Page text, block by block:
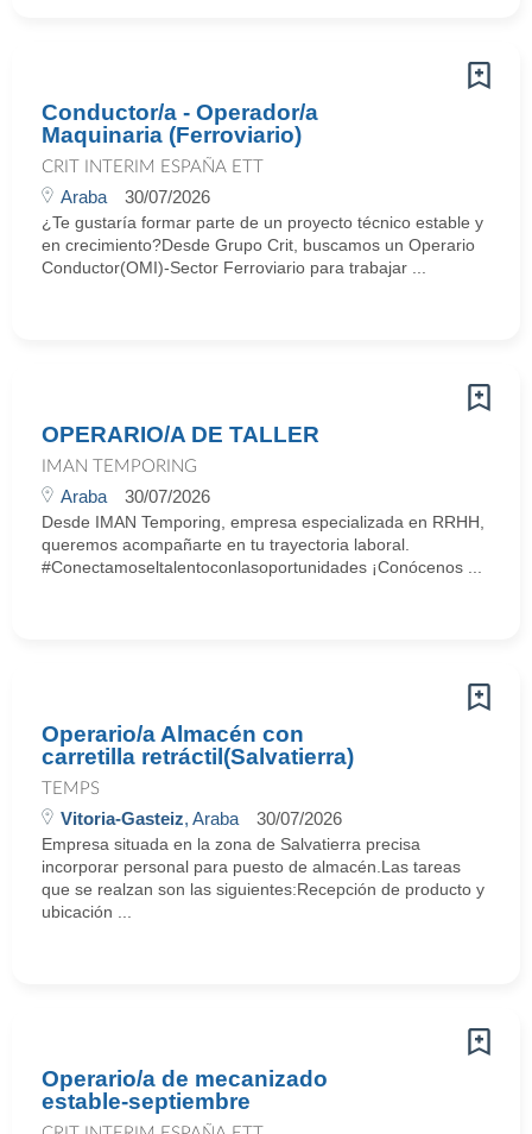
Conductor/a - Operador/a
Maquinaria (Ferroviario)
CRIT INTERIM ESPAÑA ETT
Araba 30/07/2026
¿Te gustaría formar parte de un proyecto técnico estable y
en crecimiento?Desde Grupo Crit, buscamos un Operario
Conductor(OMI)-Sector Ferroviario para trabajar ...
OPERARIO/A DE TALLER
IMAN TEMPORING
Araba 30/07/2026
Desde IMAN Temporing, empresa especializada en RRHH,
queremos acompañarte en tu trayectoria laboral.
#Conectamoseltalentoconlasoportunidades ¡Conócenos ...
Operario/a Almacén con
carretilla retráctil(Salvatierra)
TEMPS
Vitoria-Gasteiz, Araba 30/07/2026
Empresa situada en la zona de Salvatierra precisa
incorporar personal para puesto de almacén.Las tareas
que se realzan son las siguientes:Recepción de producto y
ubicación ...
Operario/a de mecanizado
estable-septiembre